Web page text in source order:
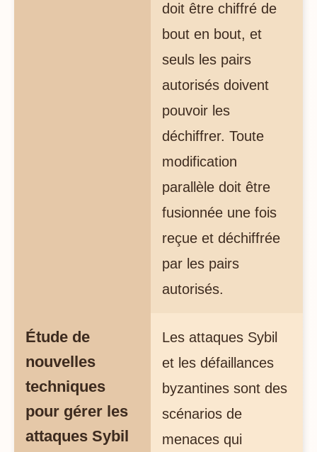
doit être chiffré de
bout en bout, et
seuls les pairs
autorisés doivent
pouvoir les
déchiffrer. Toute
modification
parallèle doit être
fusionnée une fois
reçue et déchiffrée
par les pairs
autorisés.
Étude de
nouvelles
techniques
pour gérer les
attaques Sybil
Les attaques Sybil
et les défaillances
byzantines sont des
scénarios de
menaces qui